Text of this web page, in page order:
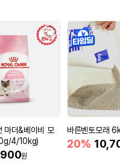
마더&베이비 모
4/10kg)
원
바른벤토모래
20%